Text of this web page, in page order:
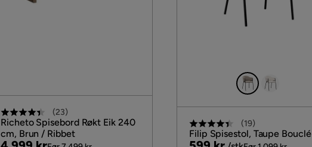
(23)
Richeto Spisebord Røkt Eik 240
cm, Brun / Ribbet
(19)
Filip Spisestol, Taupe Bouclé